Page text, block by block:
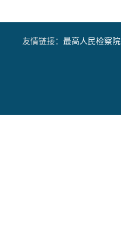
友情链接： 最高人民检察院